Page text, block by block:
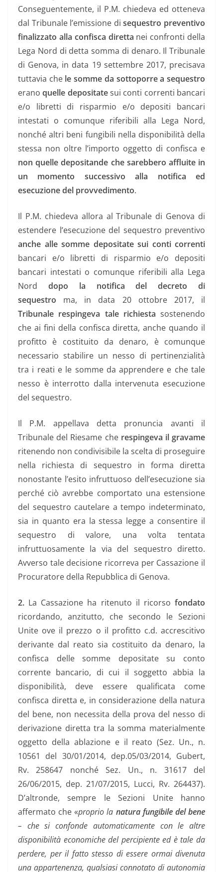
Conseguentemente, il P.M. chiedeva ed otteneva
dal Tribunale l’emissione disequestro preventivo
finalizzato alla confisca diretta nei confronti della
Lega Nord di detta somma di denaro. Il Tribunale
di Genova, in data 19 settembre 2017, precisava
tuttavia che le somme da sottoporre a sequestro
eranoquelle depositatesui conti correnti bancari
e/o libretti di risparmio e/o depositi bancari
intestati o comunque riferibili alla Lega Nord,
nonché altri beni fungibili nella disponibilità della
stessa non oltre l’importo oggetto di confisca e
non quelle depositande che sarebbero affluite in
un momento successivo alla notifica ed
esecuzione del provvedimento.
Il P.M. chiedeva allora al Tribunale di Genova di
estendere l’esecuzione del sequestro preventivo
anche alle somme depositate sui conti correnti
bancari e/o libretti di risparmio e/o depositi
bancari intestati o comunque riferibili alla Lega
Nord dopo la notifica del decreto di
sequestro ma, in data 20 ottobre 2017, il
Tribunale respingeva tale richiesta sostenendo
che ai fini della confisca diretta, anche quando il
profitto è costituito da denaro, è comunque
necessario stabilire un nesso di pertinenzialità
tra i reati e le somme da apprendere e che tale
nesso è interrotto dalla intervenuta esecuzione
del sequestro.
Il P.M. appellava detta pronuncia avanti il
Tribunale del Riesame che respingeva il gravame
ritenendo non condivisibile la scelta di proseguire
nella richiesta di sequestro in forma diretta
nonostante l’esito infruttuoso dell’esecuzione sia
perché ciò avrebbe comportato una estensione
del sequestro cautelare a tempo indeterminato,
sia in quanto era la stessa legge a consentire il
sequestro di valore, una volta tentata
infruttuosamente la via del sequestro diretto.
Avverso tale decisione ricorreva per Cassazione il
Procuratore della Repubblica di Genova.
2. La Cassazione ha ritenuto il ricorso fondato
ricordando, anzitutto, che secondo le Sezioni
Unite ove il prezzo o il profitto c.d. accrescitivo
derivante dal reato sia costituito da denaro, la
confisca delle somme depositate su conto
corrente bancario, di cui il soggetto abbia la
disponibilità, deve essere qualificata come
confisca diretta e, in considerazione della natura
del bene, non necessita della prova del nesso di
derivazione diretta tra la somma materialmente
oggetto della ablazione e il reato (Sez. Un., n.
10561 del 30/01/2014, dep.05/03/2014, Gubert,
Rv. 258647 nonché Sez. Un., n. 31617 del
26/06/2015, dep. 21/07/2015, Lucci, Rv. 264437).
D’altronde, sempre le Sezioni Unite hanno
affermato che «proprio la natura fungibile del bene
– che si confonde automaticamente con le altre
disponibilità economiche del percipiente ed è tale da
perdere, per il fatto stesso di essere ormai divenuta
una appartenenza, qualsiasi connotato di autonomia